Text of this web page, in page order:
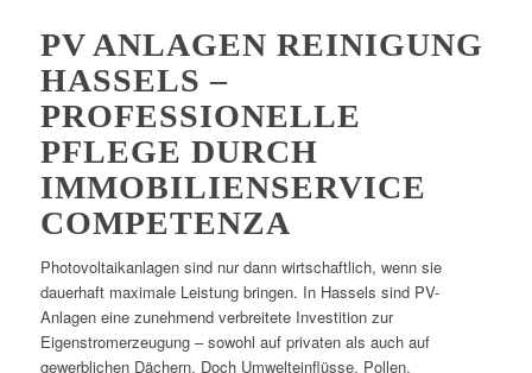
PV ANLAGEN REINIGUNG
HASSELS –
PROFESSIONELLE
PFLEGE DURCH
IMMOBILIENSERVICE
COMPETENZA
Photovoltaikanlagen sind nur dann wirtschaftlich, wenn sie
dauerhaft maximale Leistung bringen. In Hassels sind PV-
Anlagen eine zunehmend verbreitete Investition zur
Eigenstromerzeugung – sowohl auf privaten als auch auf
gewerblichen Dächern. Doch Umwelteinflüsse, Pollen,